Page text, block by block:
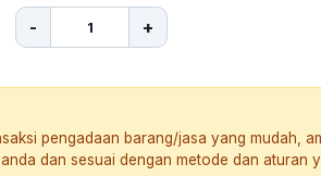
- +
pengadaan barang/jasa yang mudah,
dan sesuai dengan metode dan aturan